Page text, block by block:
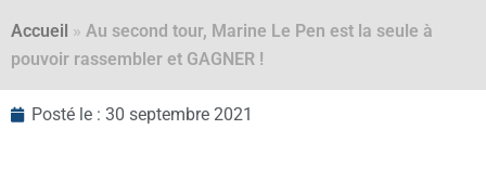
Accueil » Au second tour, Marine Le Pen est la seule à
pouvoir rassembler et GAGNER !
Posté le : 30 septembre 2021